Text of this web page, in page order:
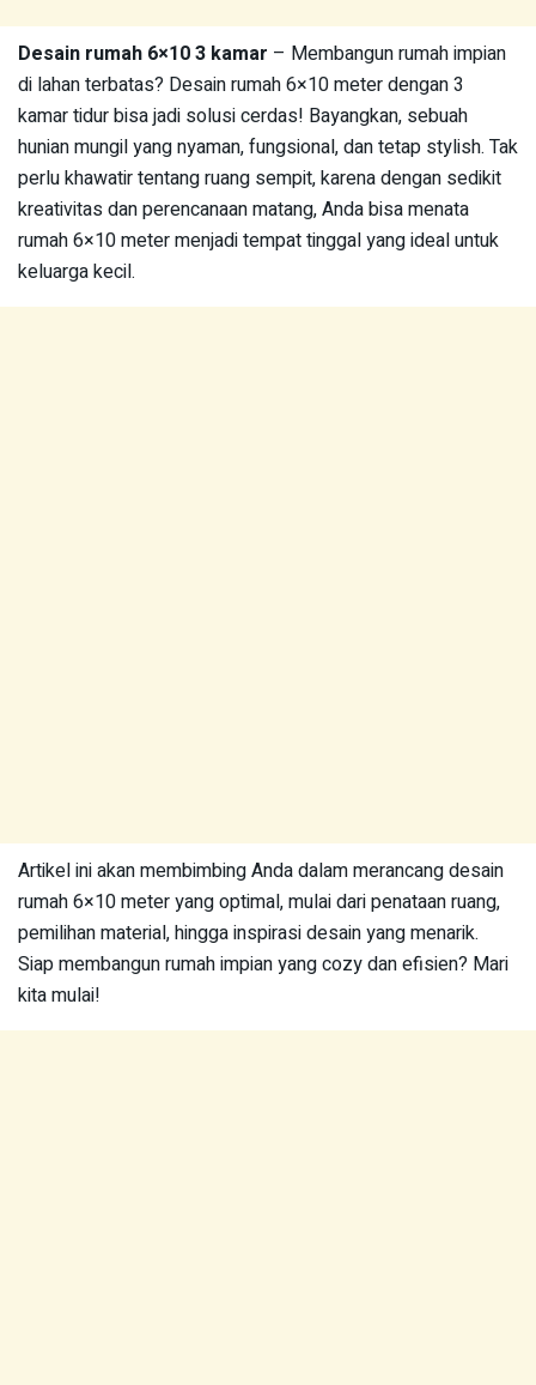
Desain rumah 6×10 3 kamar – Membangun rumah impian
di lahan terbatas? Desain rumah 6×10 meter dengan 3
kamar tidur bisa jadi solusi cerdas! Bayangkan, sebuah
hunian mungil yang nyaman, fungsional, dan tetap stylish. Tak
perlu khawatir tentang ruang sempit, karena dengan sedikit
kreativitas dan perencanaan matang, Anda bisa menata
rumah 6×10 meter menjadi tempat tinggal yang ideal untuk
keluarga kecil.
Artikel ini akan membimbing Anda dalam merancang desain
rumah 6×10 meter yang optimal, mulai dari penataan ruang,
pemilihan material, hingga inspirasi desain yang menarik.
Siap membangun rumah impian yang cozy dan efisien? Mari
kita mulai!